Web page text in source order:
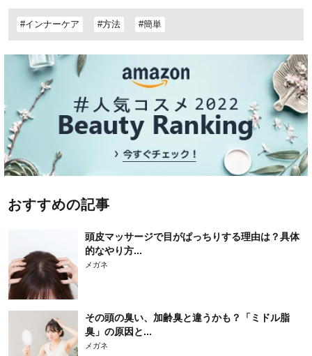
#インナーケア #方法 #簡単
おすすめの記事
頭皮マッサージで目がぱっちりする理由は？具体
的なやり方...
メガネ
その頭の臭い、加齢臭と違うかも？「ミドル脂
臭」の原因と...
メガネ